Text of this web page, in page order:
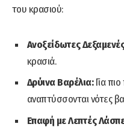
του κρασιού:
Ανοξείδωτες
κρασιά.
Δρύινα Βαρέλια:Για
αναπτύσσονται νότες
Επαφή με Λεπτές